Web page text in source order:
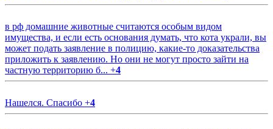
в рф домашние животные считаются особым видом
имущества, и если есть основания думать, что кота украли, вы
может подать заявление в полицию, какие-то доказательства
приложить к заявлению. Но они не могут просто зайти на
частную территорию б... +4
Нашелся. Спасибо +4